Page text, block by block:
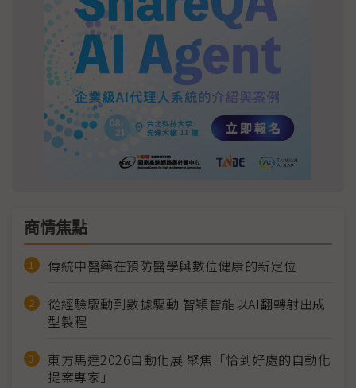
商情焦點
傳統中醫藥在預防醫學與數位健康的新定位
從經驗驅動到數據驅動 智穎智能以AI翻轉射出成
型製程
東方馬達2026自動化展 聚焦「恰到好處的自動化
提案專家」